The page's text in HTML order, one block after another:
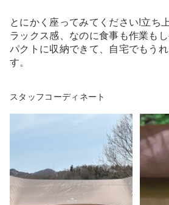
とにかく座ってみてください!立ち
ラックス感、なのに食事も作業も
パクトに収納できて、自宅でもう
す。
スタッフコーディネート